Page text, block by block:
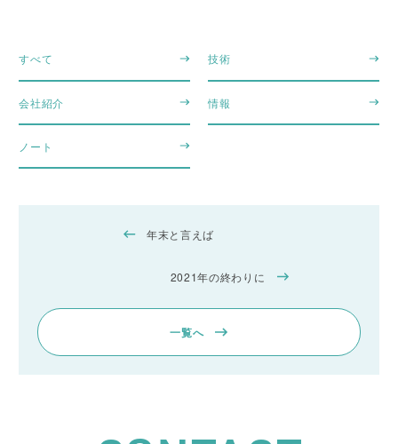
すべて 技術
会社紹介 情報
ノート
年末と言えば
2021年の終わりに
一覧へ